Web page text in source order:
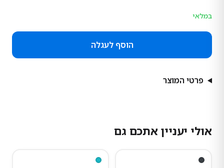
במלאי
הוסף לעגלה
פרטי המוצר
אולי יעניין אתכם גם
-
%
-
%